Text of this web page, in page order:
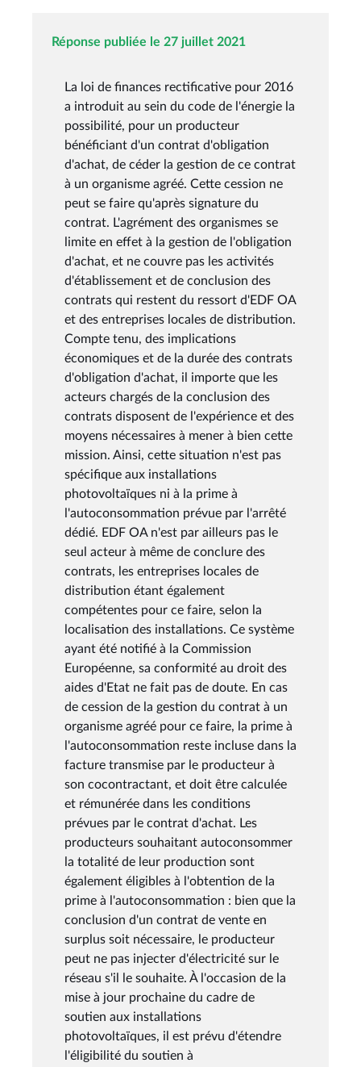
Réponse publiée le 27 juillet 2021
La loi de finances rectificative pour 2016
a introduit au sein du code de l'énergie la
possibilité, pour un producteur
bénéficiant d'un contrat d'obligation
d'achat, de céder la gestion de ce contrat
à un organisme agréé. Cette cession ne
peut se faire qu'après signature du
contrat. L'agrément des organismes se
limite en effet à la gestion de l'obligation
d'achat, et ne couvre pas les activités
d'établissement et de conclusion des
contrats qui restent du ressort d'EDF OA
et des entreprises locales de distribution.
Compte tenu, des implications
économiques et de la durée des contrats
d'obligation d'achat, il importe que les
acteurs chargés de la conclusion des
contrats disposent de l'expérience et des
moyens nécessaires à mener à bien cette
mission. Ainsi, cette situation n'est pas
spécifique aux installations
photovoltaïques ni à la prime à
l'autoconsommation prévue par l'arrêté
dédié. EDF OA n'est par ailleurs pas le
seul acteur à même de conclure des
contrats, les entreprises locales de
distribution étant également
compétentes pour ce faire, selon la
localisation des installations. Ce système
ayant été notifié à la Commission
Européenne, sa conformité au droit des
aides d'Etat ne fait pas de doute. En cas
de cession de la gestion du contrat à un
organisme agréé pour ce faire, la prime à
l'autoconsommation reste incluse dans la
facture transmise par le producteur à
son cocontractant, et doit être calculée
et rémunérée dans les conditions
prévues par le contrat d'achat. Les
producteurs souhaitant autoconsommer
la totalité de leur production sont
également éligibles à l'obtention de la
prime à l'autoconsommation : bien que la
conclusion d'un contrat de vente en
surplus soit nécessaire, le producteur
peut ne pas injecter d'électricité sur le
réseau s'il le souhaite. À l'occasion de la
mise à jour prochaine du cadre de
soutien aux installations
photovoltaïques, il est prévu d'étendre
l'éligibilité du soutien à